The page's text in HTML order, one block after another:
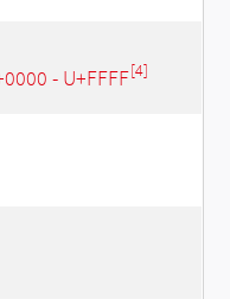
- U+FFFF[4]